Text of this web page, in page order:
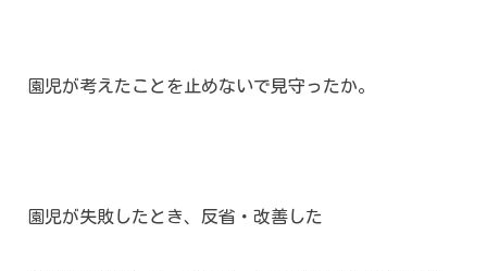
園児が考えたことを止めないで見守ったか。
園児が失敗したとき、反省・改善した